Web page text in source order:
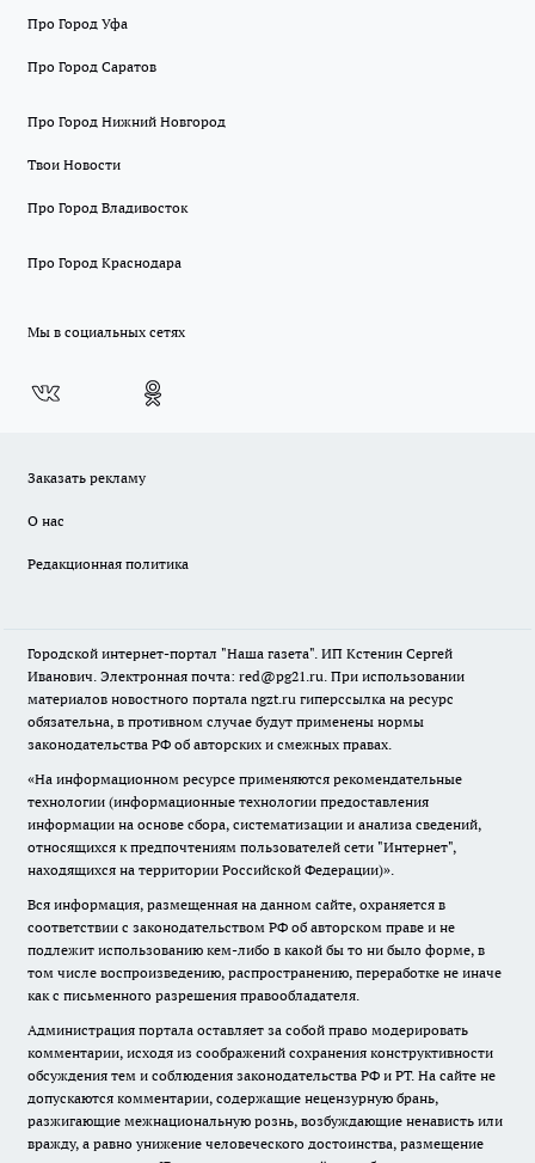
Про Город Уфа
Про Город Саратов
Про Город Нижний Новгород
Твои Новости
Про Город Владивосток
Про Город Краснодара
Мы в социальных сетях
Заказать рекламу
О нас
Редакционная политика
Городской интернет-портал "Наша газета". ИП Кстенин Сергей
Иванович. Электронная почта: red@pg21.ru. При использовании
материалов новостного портала ngzt.ru гиперссылка на ресурс
обязательна, в противном случае будут применены нормы
законодательства РФ об авторских и смежных правах.
«На информационном ресурсе применяются рекомендательные
технологии (информационные технологии предоставления
информации на основе сбора, систематизации и анализа сведений,
относящихся к предпочтениям пользователей сети "Интернет",
находящихся на территории Российской Федерации)».
Вся информация, размещенная на данном сайте, охраняется в
соответствии с законодательством РФ об авторском праве и не
подлежит использованию кем-либо в какой бы то ни было форме, в
том числе воспроизведению, распространению, переработке не иначе
как с письменного разрешения правообладателя.
Администрация портала оставляет за собой право модерировать
комментарии, исходя из соображений сохранения конструктивности
обсуждения тем и соблюдения законодательства РФ и РТ. На сайте не
допускаются комментарии, содержащие нецензурную брань,
разжигающие межнациональную рознь, возбуждающие ненависть или
вражду, а равно унижение человеческого достоинства, размещение